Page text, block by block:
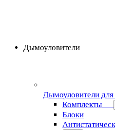
Дымоуловители
Дымоуловители для
Комплекты
Блоки